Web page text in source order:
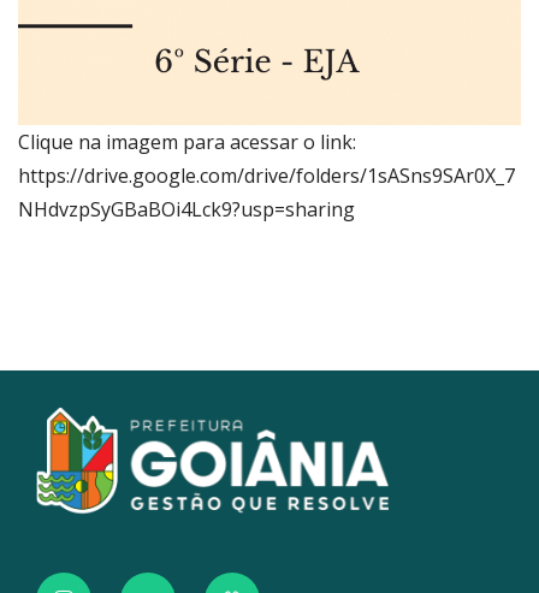
Clique na imagem para acessar o link:
https://drive.google.com/drive/folders/1sASns9SAr0X_7
NHdvzpSyGBaBOi4Lck9?usp=sharing